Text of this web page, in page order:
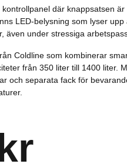
där knappsatsen
LED-belysning som lyser
även under stressiga
Coldline som kombinerar
från 350 liter till 1400 liter.
och separata fack för